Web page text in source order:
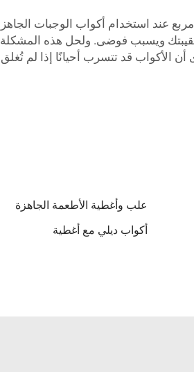
عند استخدام أكواب الوجبات
حقيبتك ويسبب فوضى. ولحل هذه
علب وأغطية الأطعمة الجاهزة
أكواب ديلي مع أغطية